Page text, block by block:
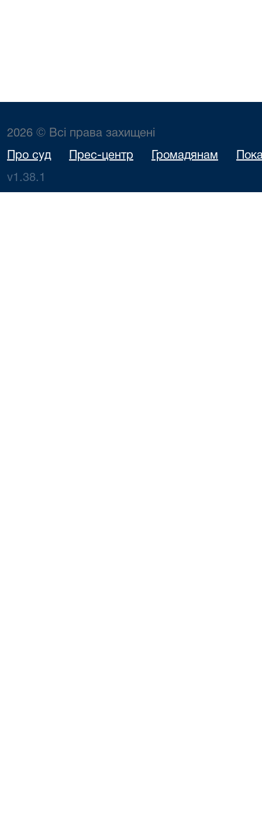
2026 © Всі права захищені
Про суд Прес-центр Громадянам
v1.38.1